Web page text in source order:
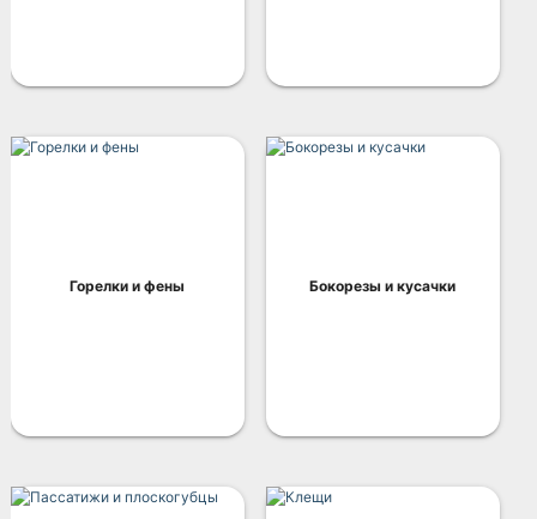
Горелки и фены Бокорезы и кусачки